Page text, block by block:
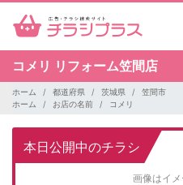
コメリ リフォーム笠間店
ホーム 都道府県 茨城県
笠間市
ホーム
お店の名前 コメリ
本日公開中のチラシ
画像はイメ